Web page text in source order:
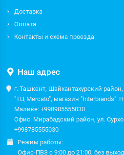
Доставка
Оплата
Контакты и схема проезда
Наш адрес
г. Ташкент, Шайхантахурский
"ТЦ Mercato", магазин "Interbrands".
Малике: +998985555030
Офис: Мирабадский район, ул.
+998785555030
Режим работы:
Офис-ПВЗ с 9:00 до 21:00, без